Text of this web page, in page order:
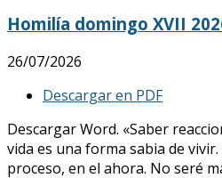
Homilía domingo XVII
26/07/2026
Descargar en PDF
Descargar Word. «Saber
vida es una forma sabia de
proceso, en el ahora. No seré